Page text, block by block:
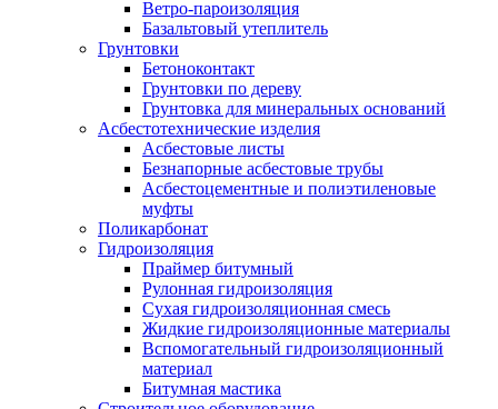
Ветро-пароизоляция
Базальтовый утеплитель
Грунтовки
Бетоноконтакт
Грунтовки по дереву
Грунтовка для минеральных оснований
Асбестотехнические изделия
Асбестовые листы
Безнапорные асбестовые трубы
Асбестоцементные и полиэтиленовые
муфты
Поликарбонат
Гидроизоляция
Праймер битумный
Рулонная гидроизоляция
Сухая гидроизоляционная смесь
Жидкие гидроизоляционные материалы
Вспомогательный гидроизоляционный
материал
Битумная мастика